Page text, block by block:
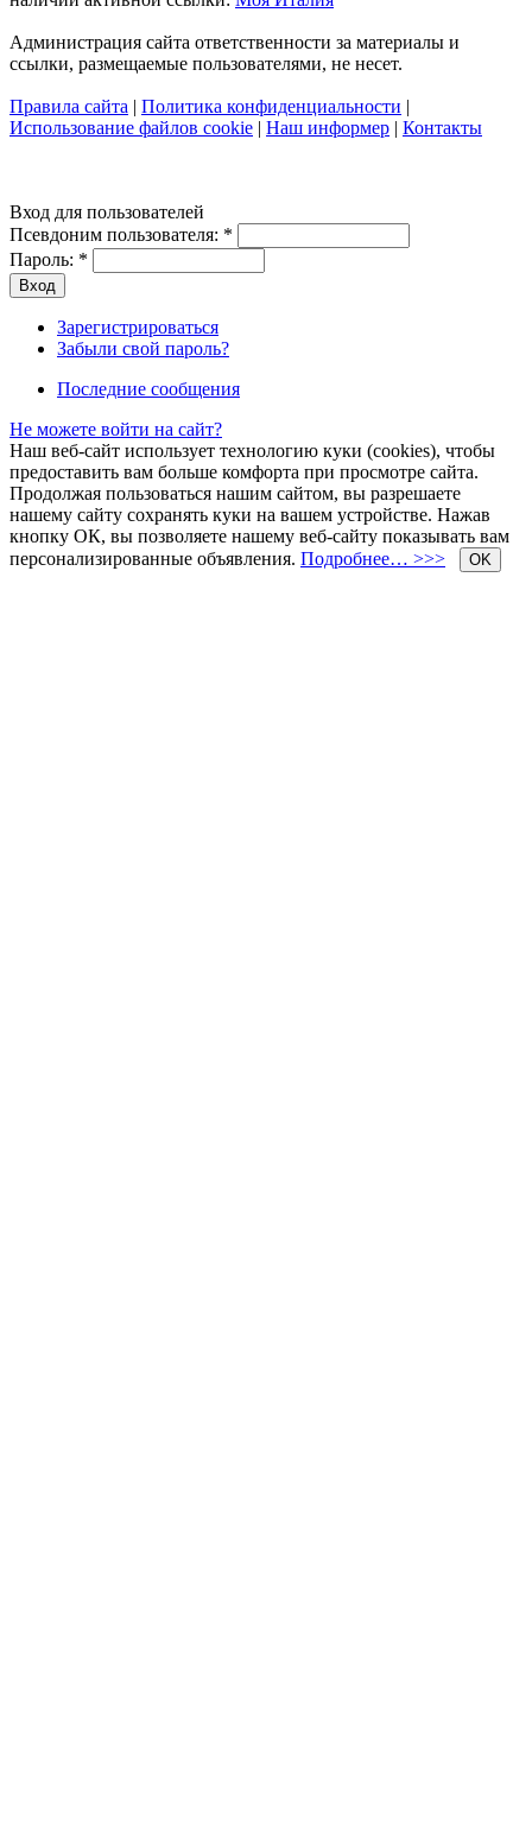
Администрация сайта ответственности за материалы и
ссылки, размещаемые пользователями, не несет.
Правила сайта | Политика конфиденциальности |
Использование файлов cookie | Наш информер | Контакты
Вход для пользователей
Псевдоним пользователя: *
Пароль: *
Зарегистрироваться
Забыли свой пароль?
Последние сообщения
Не можете войти на сайт?
Наш веб-сайт использует технологию куки (cookies), чтобы
предоставить вам больше комфорта при просмотре сайта.
Продолжая пользоваться нашим сайтом, вы разрешаете
нашему сайту сохранять куки на вашем устройстве. Нажав
кнопку ОК, вы позволяете нашему веб-сайту показывать вам
персонализированные объявления. Подробнее… >>> OK